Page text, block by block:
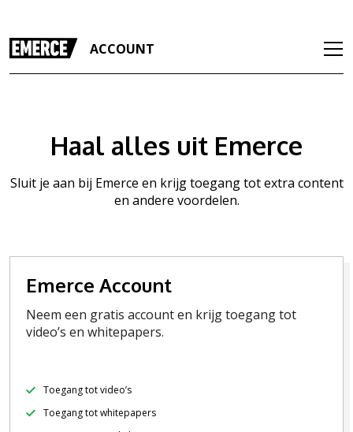
ACCOUNT
Haal alles uit Emerce
Sluit je aan bij Emerce en krijg toegang tot extra content
en andere voordelen.
Emerce Account
Neem een gratis account en krijg toegang tot
video’s en whitepapers.
Toegang tot video’s
Toegang tot whitepapers